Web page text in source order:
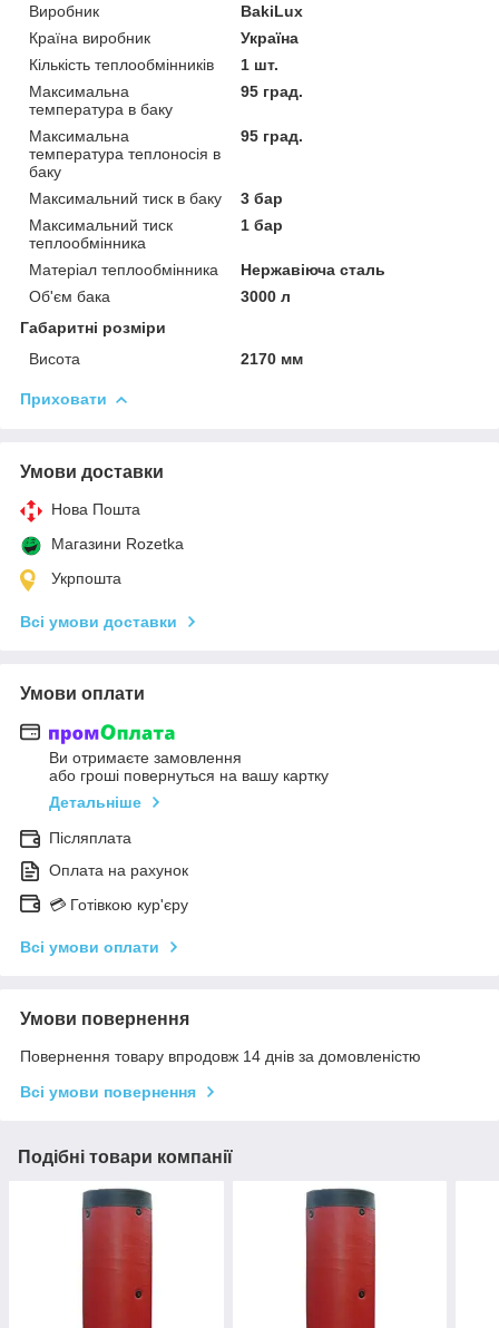
Виробник
BakiLux
Країна виробник
Україна
Кількість теплообмінників
1 шт.
Максимальна
температура в баку
95 град.
Максимальна
температура теплоносія в
баку
95 град.
Максимальний тиск в баку
3 бар
Максимальний тиск
теплообмінника
1 бар
Матеріал теплообмінника
Нержавіюча сталь
Об'єм бака
3000 л
Габаритні розміри
Висота
2170 мм
Приховати
Умови доставки
Нова Пошта
Магазини Rozetka
Укрпошта
Всі умови доставки
Умови оплати
Ви отримаєте замовлення
або гроші повернуться на вашу картку
Детальніше
Післяплата
Оплата на рахунок
💳 Готівкою кур'єру
Всі умови оплати
Умови повернення
Повернення товару впродовж 14 днів за домовленістю
Всі умови повернення
Подібні товари компанії